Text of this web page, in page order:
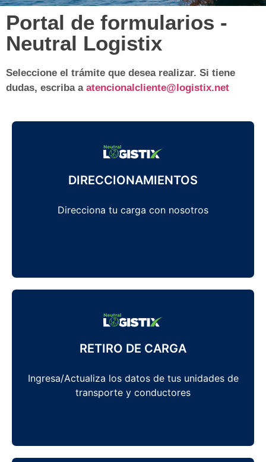
Portal de formularios -
Neutral Logistix
Seleccione el trámite que desea realizar. Si tiene
dudas, escriba a atencionalcliente@logistix.net
DIRECCIONAMIENTOS
Direcciona tu carga con nosotros
RETIRO DE CARGA
Ingresa/Actualiza los datos de tus unidades de
transporte y conductores